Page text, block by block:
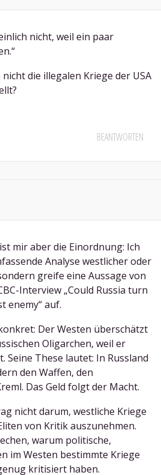
nicht, weil ein paar
die illegalen Kriege der USA
BEANTWORTEN
mir aber die Einordnung: Ich
Analyse westlicher oder
greife eine Aussage von
Interview „Could Russia turn
enemy“ auf.
Der Westen überschätzt
Oligarchen, weil er
Seine These lautet: In Russland
den Waffen, den
Das Geld folgt der Macht.
nicht darum, westliche Kriege
von Kritik auszunehmen.
warum politische,
im Westen bestimmte Kriege
kritisiert haben.